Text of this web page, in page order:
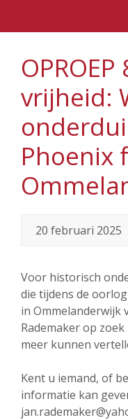
vrijheid:
Phoenix
20 februari 2025
Voor historisch
die tijdens de
in Ommelanderwijk
Rademaker op
meer kunnen
Kent u iemand, of
informatie kan